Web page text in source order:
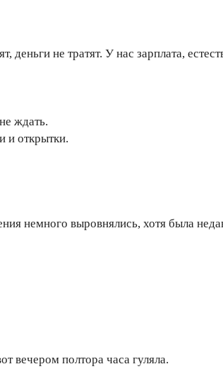
не тратят. У нас зарплата,
ждать.
и открытки.
немного выровнялись, хотя была
вечером полтора часа гуляла.